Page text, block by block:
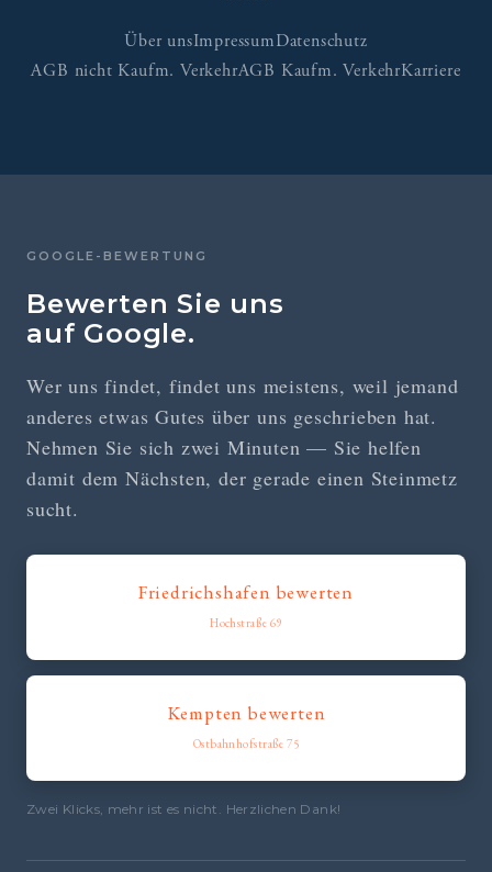
Über unsImpressumDatenschutz
AGB nicht Kaufm. VerkehrAGB Kaufm. VerkehrKarriere
GOOGLE-BEWERTUNG
Bewerten Sie uns
auf Google.
Wer uns findet, findet uns meistens, weil jemand
anderes etwas Gutes über uns geschrieben hat.
Nehmen Sie sich zwei Minuten — Sie helfen
damit dem Nächsten, der gerade einen Steinmetz
sucht.
Friedrichshafen bewerten
Hochstraße 69
Kempten bewerten
Ostbahnhofstraße 75
Zwei Klicks, mehr ist es nicht. Herzlichen Dank!